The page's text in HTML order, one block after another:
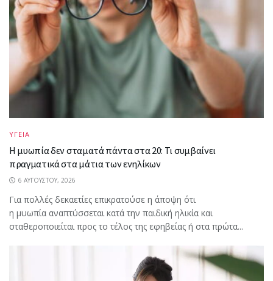
ΥΓΕΙΑ
Η μυωπία δεν σταματά πάντα στα 20: Τι συμβαίνει
πραγματικά στα μάτια των ενηλίκων
6 ΑΥΓΟΎΣΤΟΥ, 2026
Για πολλές δεκαετίες επικρατούσε η άποψη ότι
η μυωπία αναπτύσσεται κατά την παιδική ηλικία και
σταθεροποιείται προς το τέλος της εφηβείας ή στα πρώτα...